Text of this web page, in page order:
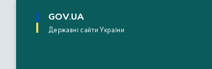
основного
GOV.UA
Державні сайти України